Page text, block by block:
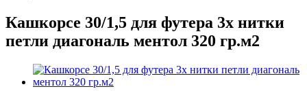
Кашкорсе 30/1,5 для футера 3х нитки
петли диагональ ментол 320 гр.м2